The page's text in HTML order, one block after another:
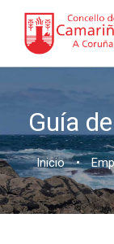
Guía
Inicio •